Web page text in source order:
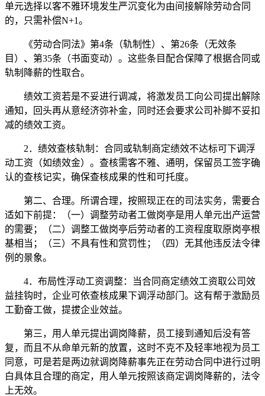
单元选择以客不雅环境发生严沉变化为由间接解除劳动合同
的，只需补偿N+1。
《劳动合同法》第4条（轨制性）、第26条（无效条
目）、第35条（书面变动）。这些条目配合保障了根据合同或
轨制降薪的性取合。
绩效工资若是不妥进行调减，将激发员工向公司提出解除
通知，回头再从意经济弥补金，同时还会要求公司补脚不妥扣
减的绩效工资。
2．绩效查核轨制：合同或轨制商定绩效不达标可下调浮
动工资（如绩效金）。查核需客不雅、通明，保留员工签字确
认的查核记实，确保查核成果的性和可托度。
第二、合理。所谓合理，按照现正在的司法实务，需要合
适如下前提：（一）调整劳动者工做岗亭是用人单元出产运营
的需要；（二）调整工做岗亭后劳动者的工资程度取原岗亭根
基相当；（三）不具有性和赏罚性；（四）无其他违反法令律
例的景象。
4．布局性浮动工资调整：当合同商定绩效工资取公司效
益挂钩时，企业可依查核成果下调浮动部门。这有帮于激励员
工勤奋工做，提拔企业效益。
第三，用人单元提出调岗降薪，员工接到通知后没有答
复，而且不从命单元新的放置，这时不克不及轻率地视为员工
同意，可是若是两边就调岗降薪事先正在劳动合同中进行过明
白具体且合理的商定，用人单元按照该商定调岗降薪的，法令
上无效。